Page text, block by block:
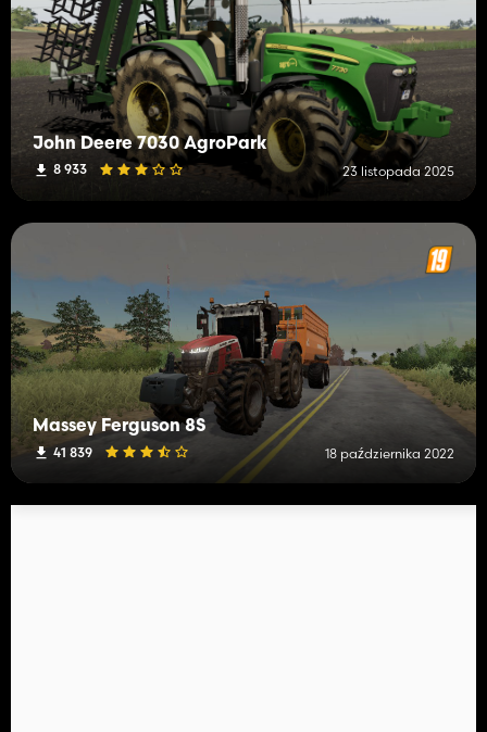
John Deere 7030 AgroPark
8 933 23 listopada 2025
Massey Ferguson 8S
41 839 18 października 2022